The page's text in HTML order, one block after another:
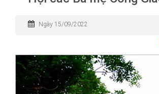
Ngày 15/09/2022